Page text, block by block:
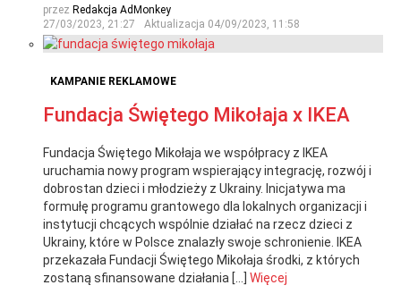
przez Redakcja AdMonkey
27/03/2023, 21:27
Aktualizacja 04/09/2023, 11:58
KAMPANIE REKLAMOWE
Fundacja Świętego Mikołaja x IKEA
Fundacja Świętego Mikołaja we współpracy z IKEA
uruchamia nowy program wspierający integrację, rozwój i
dobrostan dzieci i młodzieży z Ukrainy. Inicjatywa ma
formułę programu grantowego dla lokalnych organizacji i
instytucji chcących wspólnie działać na rzecz dzieci z
Ukrainy, które w Polsce znalazły swoje schronienie. IKEA
przekazała Fundacji Świętego Mikołaja środki, z których
zostaną sfinansowane działania […] Więcej